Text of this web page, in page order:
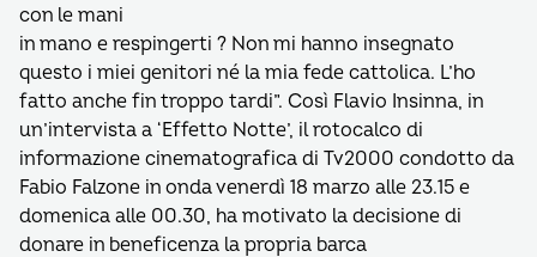
con le mani
in mano e respingerti ? Non mi hanno insegnato
questo i miei genitori né la mia fede cattolica. L’ho
fatto anche fin troppo tardi”. Così Flavio Insinna, in
un’intervista a ‘Effetto Notte’, il rotocalco di
informazione cinematografica di Tv2000 condotto da
Fabio Falzone in onda venerdì 18 marzo alle 23.15 e
domenica alle 00.30, ha motivato la decisione di
donare in beneficenza la propria barca